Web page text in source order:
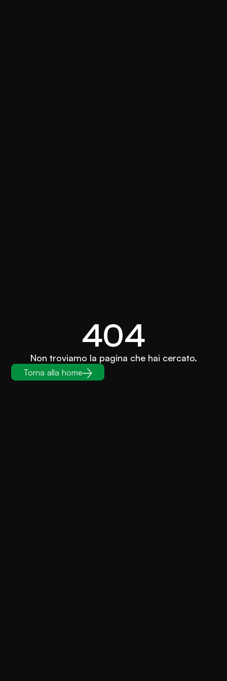
404
Non troviamo la pagina che hai cercato.
Torna alla home